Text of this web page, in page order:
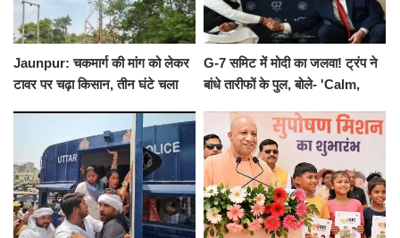
Jaunpur: चकमार्ग की मांग को लेकर
टावर पर चढ़ा किसान, तीन घंटे चला
G-7 समिट में मोदी का जलवा! ट्रंप ने
बांधे तारीफों के पुल, बोले- 'Calm,